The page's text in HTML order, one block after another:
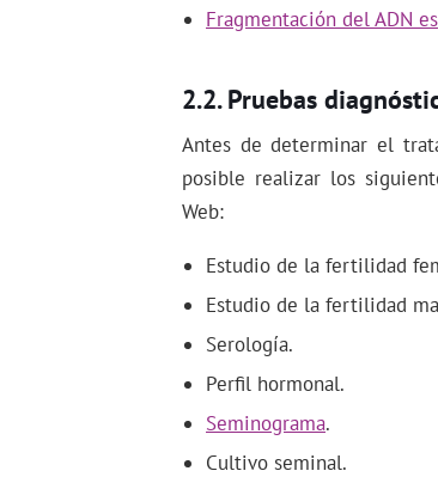
Fragmentación del ADN
Pruebas
Antes de determinar el
posible realizar los
Web:
Estudio de la fertilidad
Estudio de la fertilidad
Serología.
Perfil hormonal.
Seminograma.
Cultivo seminal.